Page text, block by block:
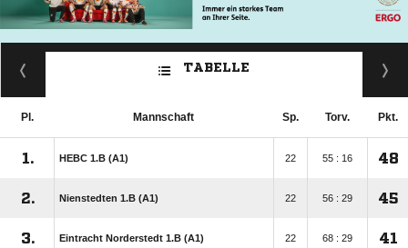
TABELLE
Pl. Mannschaft Sp. Torv. Pkt.
1. HEBC 1.B (A1) 22 55 : 16 48
2. Nienstedten 1.B (A1) 22 56 : 29 45
3. Eintracht Norderstedt 1.B (A1) 22 68 : 29 41